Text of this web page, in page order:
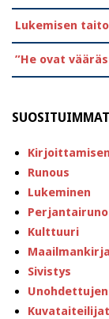
Lukemisen
”He ovat
Runous
Lukeminen
Perjantairuno
Kulttuuri
Sivistys
Kuvataiteilijat